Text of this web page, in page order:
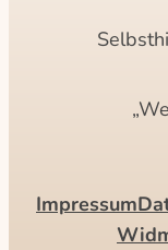
Impressum